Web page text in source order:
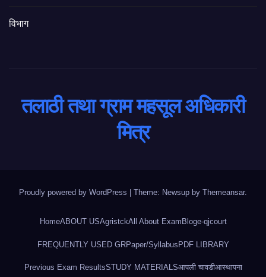
विभाग
तलाठी तथा ग्राम महसूल अधिकारी
मित्र
Proudly powered by WordPress Theme: Newsup by Themeansar.
HomeABOUT USAgristckAll About Exam Bloge-qjcourt
FREQUENTLY USED GRPaper/SyllabusPDF LIBRARY
Previous Exam ResultsSTUDY MATERIALSआपली चावडीआस्थापना